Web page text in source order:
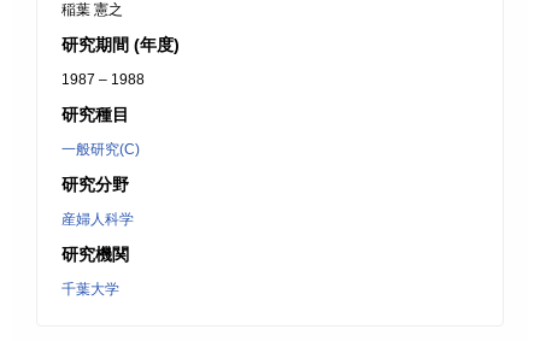
稲葉 憲之
研究期間 (年度)
1987 – 1988
研究種目
一般研究(C)
研究分野
産婦人科学
研究機関
千葉大学